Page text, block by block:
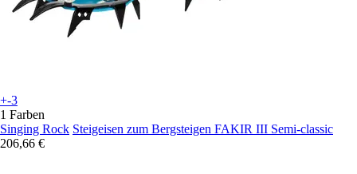
+-3
1 Farben
Singing Rock Steigeisen zum Bergsteigen FAKIR III Semi-classic
206,66 €